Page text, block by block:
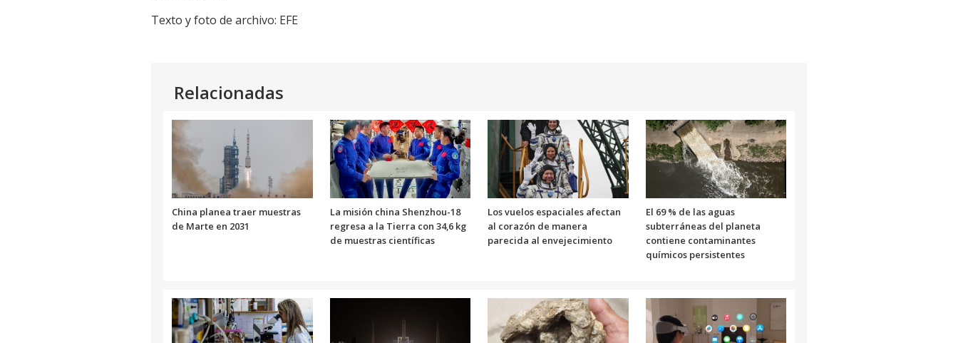
Texto y foto de archivo: EFE
Relacionadas
China planea traer muestras
de Marte en 2031
La misión china Shenzhou-18
regresa a la Tierra con 34,6 kg
de muestras científicas
Los vuelos espaciales afectan
al corazón de manera
parecida al envejecimiento
El 69 % de las aguas
subterráneas del planeta
contiene contaminantes
químicos persistentes